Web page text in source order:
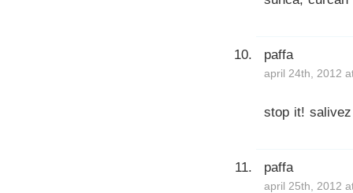
paffa
april 24th, 2012
stop it!
paffa
april 25th, 2012